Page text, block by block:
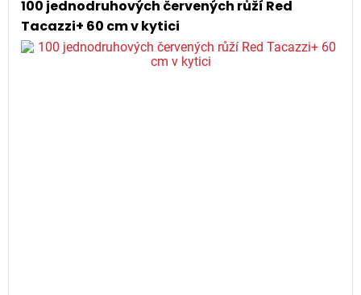
100 jednodruhových červených růží Red
Tacazzi+ 60 cm v kytici